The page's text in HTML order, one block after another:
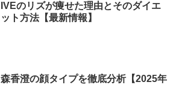
IVEのリズが痩せた理由とそのダイエ
ット方法【最新情報】
森香澄の顔タイプを徹底分析【2025年